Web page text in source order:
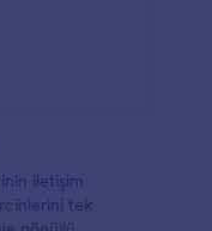
iletişim
tek